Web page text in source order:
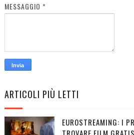
MESSAGGIO *
ARTICOLI PIÙ LETTI
EUROSTREAMING: I